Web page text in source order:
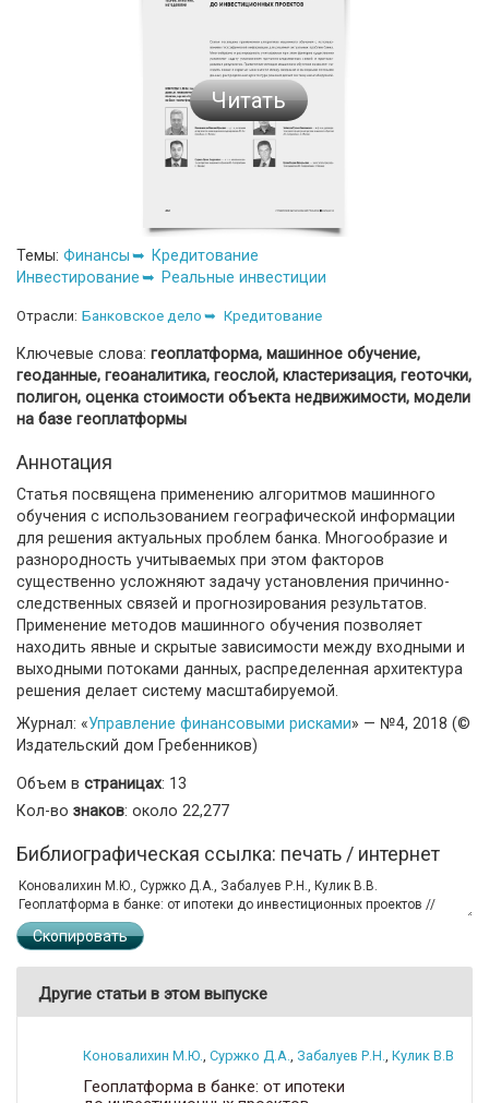
Читать
Темы: Финансы
Кредитование
Инвестирование
Реальные инвестиции
Отрасли: Банковское дело Кредитование
Ключевые слова: геоплатформа, машинное обучение,
геоданные, геоаналитика, геослой, кластеризация, геоточки,
полигон, оценка стоимости объекта недвижимости, модели
на базе геоплатформы
Аннотация
Статья посвящена применению алгоритмов машинного
обучения с использованием географической информации
для решения актуальных проблем банка. Многообразие и
разнородность учитываемых при этом факторов
существенно усложняют задачу установления причинно-
следственных связей и прогнозирования результатов.
Применение методов машинного обучения позволяет
находить явные и скрытые зависимости между входными и
выходными потоками данных, распределенная архитектура
решения делает систему масштабируемой.
Журнал: «Управление финансовыми рисками» — №4, 2018 (©
Издательский дом Гребенников)
Объем в страницах: 13
Кол-во знаков: около 22,277
Библиографическая ссылка: печать / интернет
Скопировать
Другие статьи в этом выпуске
Коновалихин М.Ю. Суржко Д.А. Забалуев Р.Н. Кулик В.В.
Геоплатформа в банке: от ипотеки